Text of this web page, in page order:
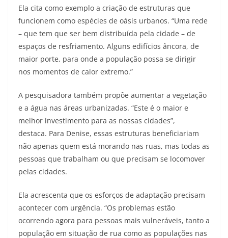
Ela cita como exemplo a criação de estruturas que
funcionem como espécies de oásis urbanos. “Uma rede
– que tem que ser bem distribuída pela cidade – de
espaços de resfriamento. Alguns edifícios âncora, de
maior porte, para onde a população possa se dirigir
nos momentos de calor extremo.”
A pesquisadora também propõe aumentar a vegetação
e a água nas áreas urbanizadas. “Este é o maior e
melhor investimento para as nossas cidades”,
destaca. Para Denise, essas estruturas beneficiariam
não apenas quem está morando nas ruas, mas todas as
pessoas que trabalham ou que precisam se locomover
pelas cidades.
Ela acrescenta que os esforços de adaptação precisam
acontecer com urgência. “Os problemas estão
ocorrendo agora para pessoas mais vulneráveis, tanto a
população em situação de rua como as populações nas